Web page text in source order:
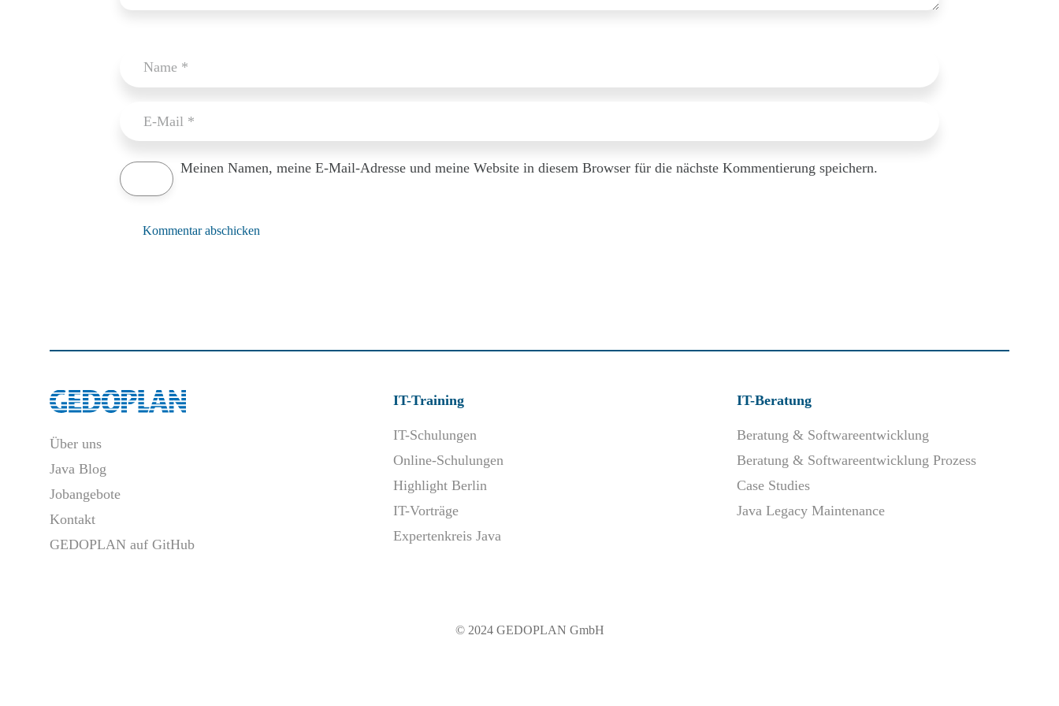
Meinen Namen, meine E-Mail-Adresse und meine Website in diesem Browser für die nächste Kommentierung speichern.
Kommentar abschicken
Über uns
Java Blog
Jobangebote
Kontakt
GEDOPLAN auf GitHub
IT-Training
IT-Schulungen
Online-Schulungen
Highlight Berlin
IT-Vorträge
Expertenkreis Java
IT-Beratung
Beratung & Softwareentwicklung
Beratung & Softwareentwicklung Prozess
Case Studies
Java Legacy Maintenance
© 2024 GEDOPLAN GmbH